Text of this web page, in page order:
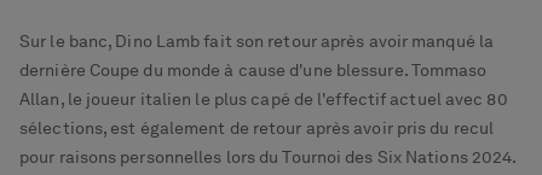
Sur le banc, Dino Lamb fait son retour après avoir manqué la
dernière Coupe du monde à cause d'une blessure. Tommaso
Allan, le joueur italien le plus capé de l'effectif actuel avec 80
sélections, est également de retour après avoir pris du recul
pour raisons personnelles lors du Tournoi des Six Nations 2024.